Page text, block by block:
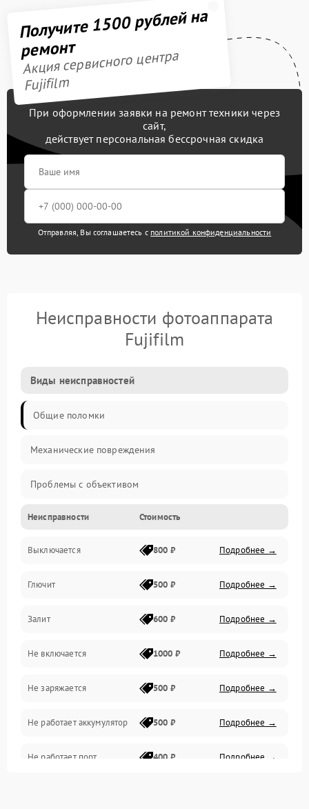
Получите 1500 рублей на
ремонт
Акция сервисного центра
Fujifilm
При оформлении заявки на ремонт техники через
сайт,
действует персональная бессрочная скидка
Отправляя, Вы соглашаетесь с политикой конфиденциальности
Неисправности фотоаппарата
Fujifilm
Виды неисправностей
Общие поломки
Механические повреждения
Проблемы с объективом
Электронные ошибки
Механические проблемы
Матрица и оптика
Питание и питание цепей
Проблемы с картами памяти
Объективы
Программные сбои
Коммуникации и интерфейсы
Неисправности Стоимость
Выключается 800 ₽ Подробнее →
Глючит 500 ₽ Подробнее →
Залит 600 ₽ Подробнее →
Не включается 1000 ₽ Подробнее →
Не заряжается 500 ₽ Подробнее →
Не работает аккумулятор 500 ₽ Подробнее →
Не работает порт 400 ₽ Подробнее →